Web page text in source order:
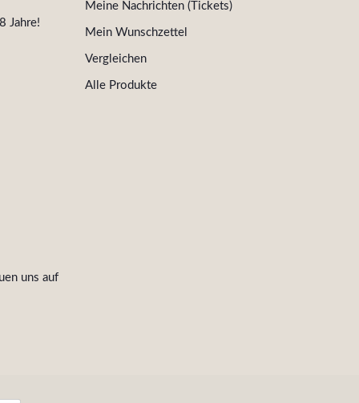
Jahre!
uns auf
Meine Nachrichten (Tickets)
Mein Wunschzettel
Vergleichen
Alle Produkte